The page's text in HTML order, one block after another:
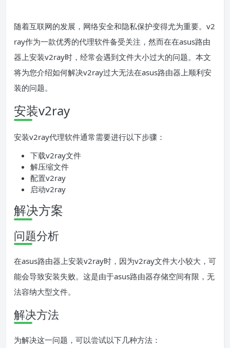
随着互联网的发展，网络安全和隐私保护变得尤为重要。v2
ray作为一款优秀的代理软件备受关注，然而在在asus路由
器上安装v2ray时，经常会遇到文件大小过大的问题。本文
将为您介绍如何解决v2ray过大无法在asus路由器上顺利安
装的问题。
安装v2ray
安装v2ray代理软件通常需要进行以下步骤：
下载v2ray文件
解压缩文件
配置v2ray
启动v2ray
解决方案
问题分析
在asus路由器上安装v2ray时，因为v2ray文件大小较大，可
能会导致安装失败。这是由于asus路由器存储空间有限，无
法容纳大型文件。
解决方法
为解决这一问题，可以尝试以下几种方法：